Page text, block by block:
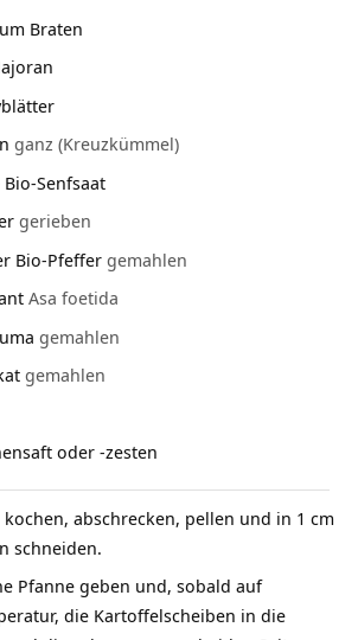
Braten
ganz (Kreuzkümmel)
Bio-Senfsaat
gerieben
Bio-Pfeffer gemahlen
Asa foetida
gemahlen
gemahlen
oder -zesten
abschrecken, pellen und in 1 cm
schneiden.
Pfanne geben und, sobald auf
die Kartoffelscheiben in die